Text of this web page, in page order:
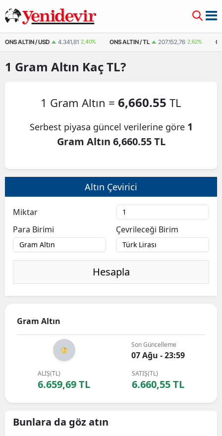
ONS ALTIN / USD 4.341,81 2,40% ONS ALTIN / TL 207.152,76 2,62%
1 Gram Altın Kaç TL?
1 Gram Altın = 6,660.55 TL
Serbest piyasa güncel verilerine göre 1
Gram Altın 6,660.55 TL
Altın Çevirici
Miktar
Para Birimi
Çevrileceği Birim
Hesapla
Gram Altın
Son Güncelleme
07 Ağu - 23:59
ALIŞ(TL)
6.659,69 TL
SATIŞ(TL)
6.660,55 TL
Bunlara da göz atın